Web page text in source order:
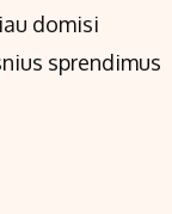
domisi
sprendimus